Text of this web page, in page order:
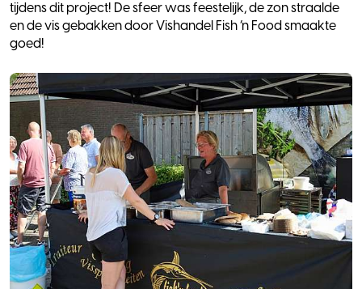
tijdens dit project! De sfeer was feestelijk, de zon straalde
en de vis gebakken door Vishandel Fish ‘n Food smaakte
goed!